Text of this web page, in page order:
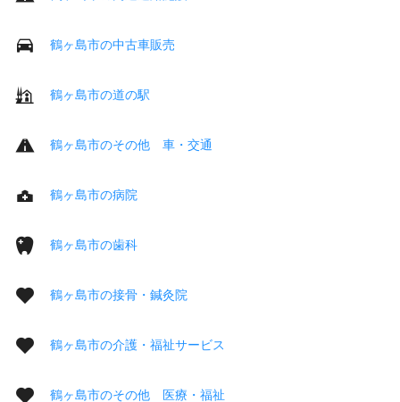
鶴ヶ島市の中古車販売
鶴ヶ島市の道の駅
鶴ヶ島市のその他 車・交通
鶴ヶ島市の病院
鶴ヶ島市の歯科
鶴ヶ島市の接骨・鍼灸院
鶴ヶ島市の介護・福祉サービス
鶴ヶ島市のその他 医療・福祉